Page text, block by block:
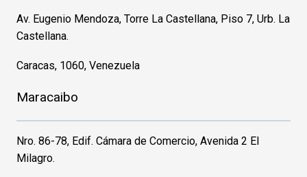
Av. Eugenio Mendoza, Torre La Castellana, Piso 7, Urb. La
Castellana.
Caracas, 1060, Venezuela
Maracaibo
Nro. 86-78, Edif. Cámara de Comercio, Avenida 2 El
Milagro.